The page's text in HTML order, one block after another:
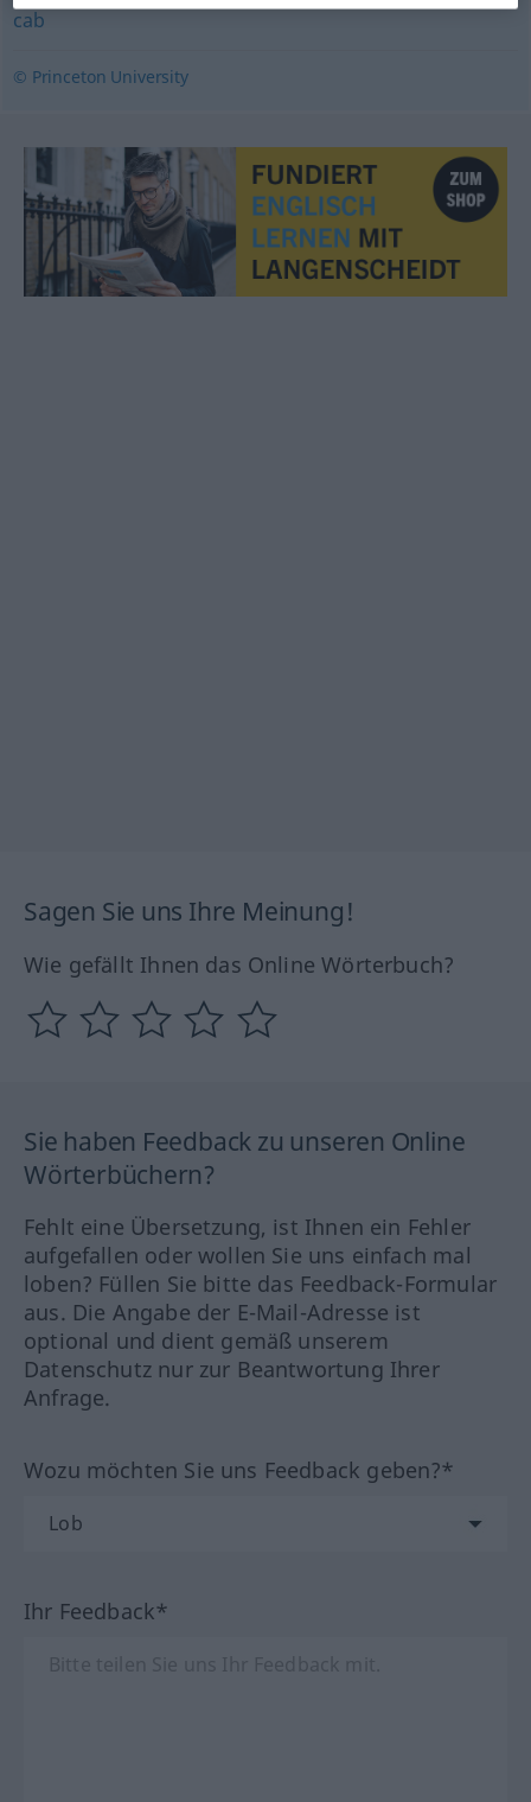
cab
© Princeton University
Sagen Sie uns Ihre Meinung!
Wie gefällt Ihnen das Online Wörterbuch?
Sie haben Feedback zu unseren Online
Wörterbüchern?
Fehlt eine Übersetzung, ist Ihnen ein Fehler
aufgefallen oder wollen Sie uns einfach mal
loben? Füllen Sie bitte das Feedback-Formular
aus. Die Angabe der E-Mail-Adresse ist
optional und dient gemäß unserem
Datenschutz nur zur Beantwortung Ihrer
Anfrage.
Wozu möchten Sie uns Feedback geben?*
Ihr Feedback*